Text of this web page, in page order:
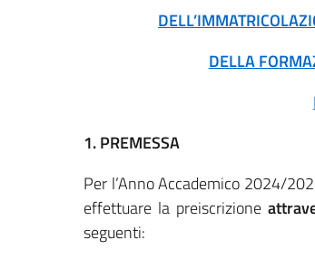
DELLA
1. PREMESSA
Per l’Anno Accademico 2024/
effettuare la preiscrizione
seguenti: